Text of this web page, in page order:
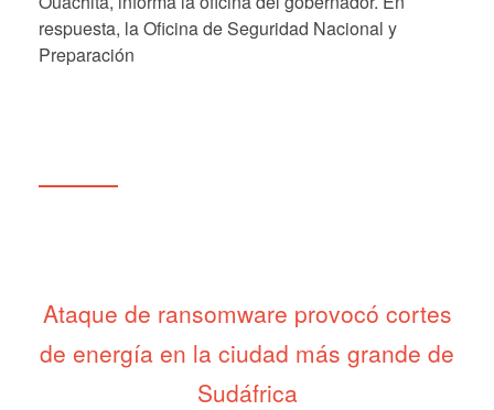
respuesta, la Oficina de Seguridad Nacional y
Preparación
Ataque de ransomware provocó cortes
de energía en la ciudad más grande de
Sudáfrica